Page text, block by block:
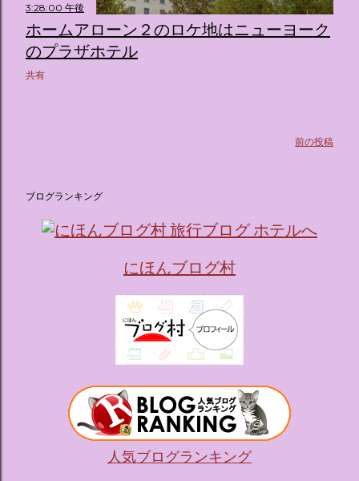
たポムポムプリンが出迎えてくれます。 幻想的な共有スペー
ス ：きらめく光に満ちたガーデンや、美しいボールルーム
（舞踏会）、さらには本物の砂を使ったピンク色の美しいビ
いなしの空間が広がります。 🛌 2. 個性あふれる「9つの客室
3:28:00 午後
ホームアローン２のロケ地はニューヨーク
のプラザホテル
共有
前の投稿
ブログランキング
にほんブログ村
人気ブログランキング